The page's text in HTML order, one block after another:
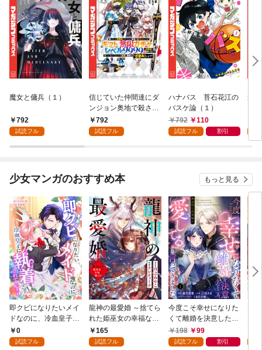
魔女と傭兵（１）
792
試読フル
信じていた仲間達にダ
ンジョン奥地で殺され
かけたがギフト『無限
ガチャ』でレベル９９
『ざまぁ！』します！
（１）
792
試読フル
ハナバス 苔石花江の
バスケ論（１）
792
110
試読フル 割引
追
強
～
（
少女マンガのおすすめ本 もっと見る
即クビになりたいメイ
ドなのに、冷血皇子に
執着されています第1
話
0
試読フル
龍神の最愛婚 ～捨てら
れた姫巫女の幸福な嫁
入り～: 1
165
試読フル
今度こそ幸せになりた
くて離婚を決意したと
ころ、無表情な旦那様
が「愛してる」と言っ
198 99
試読フル 割引